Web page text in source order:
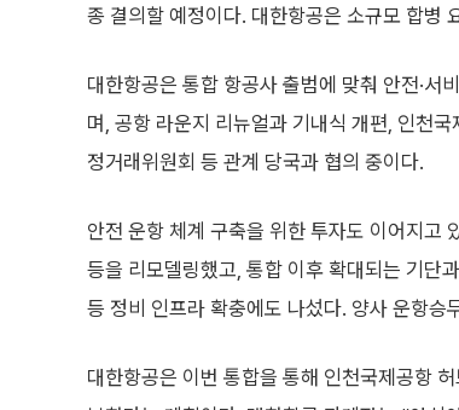
종 결의할 예정이다. 대한항공은 소규모 합병
대한항공은 통합 항공사 출범에 맞춰 안전·서
며, 공항 라운지 리뉴얼과 기내식 개편, 인천
정거래위원회 등 관계 당국과 협의 중이다.
안전 운항 체계 구축을 위한 투자도 이어지고
등을 리모델링했고, 통합 이후 확대되는 기단
등 정비 인프라 확충에도 나섰다. 양사 운항승
대한항공은 이번 통합을 통해 인천국제공항